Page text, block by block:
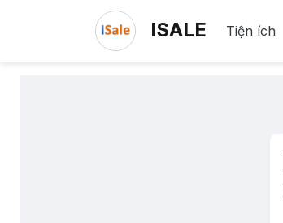
ISALE Tiện ích